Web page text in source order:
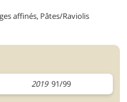
affinés, Pâtes/Raviolis
2019 91/99